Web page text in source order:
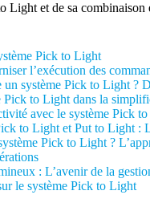
Light et de sa
Pick to Light
l’exécution des
un système Pick to Light ?
Pick to Light dans la
avec le système Pick
to Light et Put to Light :
Pick to Light ?
: L’avenir de la
le système Pick to Light